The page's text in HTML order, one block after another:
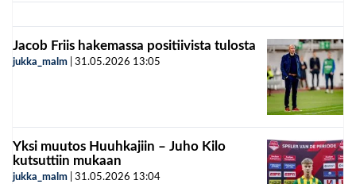
Jacob Friis hakemassa positiivista tulosta
jukka_malm 31.05.2026 13:05
Yksi muutos Huuhkajiin – Juho Kilo
kutsuttiin mukaan
jukka_malm 31.05.2026 13:04